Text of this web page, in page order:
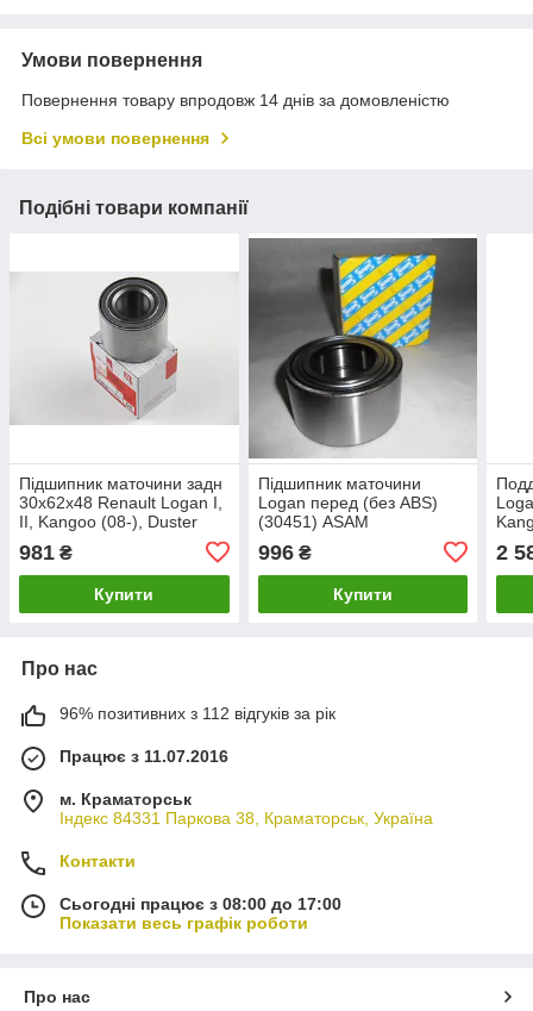
Умови повернення
Повернення товару впродовж 14 днів за домовленістю
Всі умови повернення
Подібні товари компанії
Підшипник маточини задн
30x62x48 Renault Logan I,
II, Kangoo (08-), Duster
(12-) (універа
981 ₴
Купити
Підшипник маточини
Logan перед (без ABS)
(30451) ASAM
996₴
Купити
2
Про нас
96% позитивних з 112 відгуків за рік
Працює з 11.07.2016
м. Краматорськ
Індекс 84331 Паркова 38, Краматорськ, Україна
Контакти
Сьогодні працює з 08:00 до 17:00
Показати весь графік роботи
Про нас